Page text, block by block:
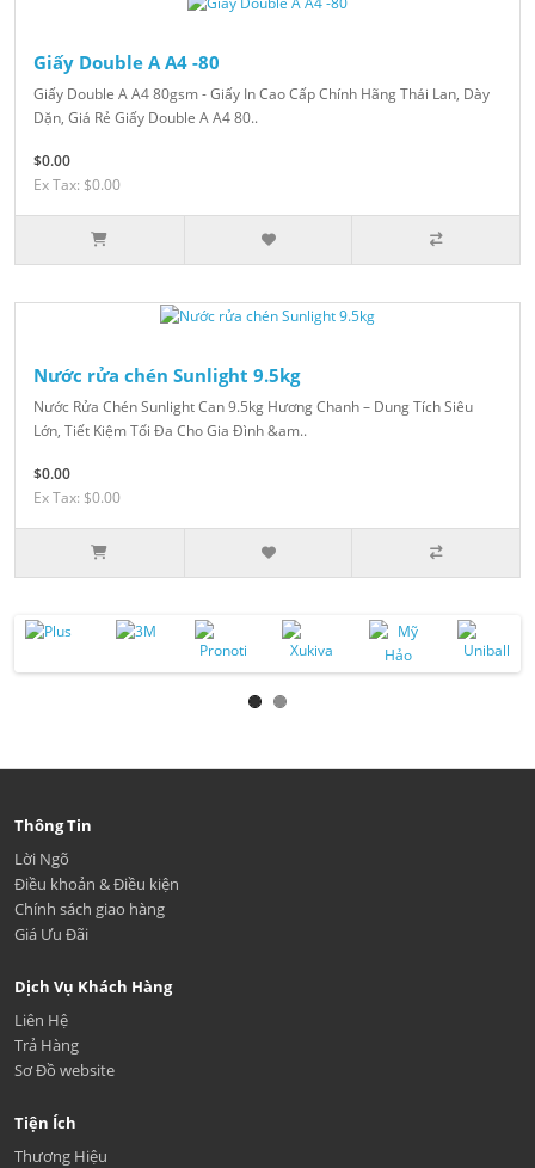
Giấy Double A A4 -80
Giấy Double A A4 80gsm - Giấy In Cao Cấp Chính Hãng Thái Lan, Dày
Dặn, Giá Rẻ Giấy Double A A4 80..
$0.00
Ex Tax: $0.00
Nước rửa chén Sunlight 9.5kg
Nước Rửa Chén Sunlight Can 9.5kg Hương Chanh – Dung Tích Siêu
Lớn, Tiết Kiệm Tối Đa Cho Gia Đình &am..
$0.00
Ex Tax: $0.00
Thông Tin
Lời Ngõ
Điều khoản & Điều kiện
Chính sách giao hàng
Giá Ưu Đãi
Dịch Vụ Khách Hàng
Liên Hệ
Trả Hàng
Sơ Đồ website
Tiện Ích
Thương Hiệu